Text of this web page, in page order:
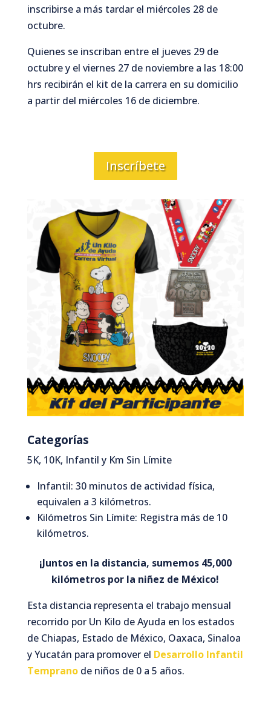
inscribirse a más tardar el miércoles 28 de
octubre.
Quienes se inscriban entre el jueves 29 de
octubre y el viernes 27 de noviembre a las 18:00
hrs recibirán el kit de la carrera en su domicilio
a partir del miércoles 16 de diciembre.
Inscríbete
Categorías
5K, 10K, Infantil y Km Sin Límite
Infantil: 30 minutos de actividad física,
equivalen a 3 kilómetros.
Kilómetros Sin Límite: Registra más de 10
kilómetros.
¡Juntos en la distancia, sumemos 45,000
kilómetros por la niñez de México!
Esta distancia representa el trabajo mensual
recorrido por Un Kilo de Ayuda en los estados
de Chiapas, Estado de México, Oaxaca, Sinaloa
y Yucatán para promover el Desarrollo Infantil
Tempranode niños de 0 a 5 años.